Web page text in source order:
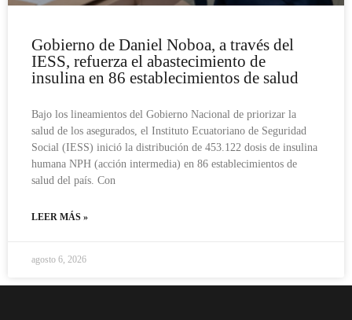
Gobierno de Daniel Noboa, a través del
IESS, refuerza el abastecimiento de
insulina en 86 establecimientos de salud
Bajo los lineamientos del Gobierno Nacional de priorizar la
salud de los asegurados, el Instituto Ecuatoriano de Seguridad
Social (IESS) inició la distribución de 453.122 dosis de insulina
humana NPH (acción intermedia) en 86 establecimientos de
salud del país. Con
LEER MÁS »
agosto 6, 2026